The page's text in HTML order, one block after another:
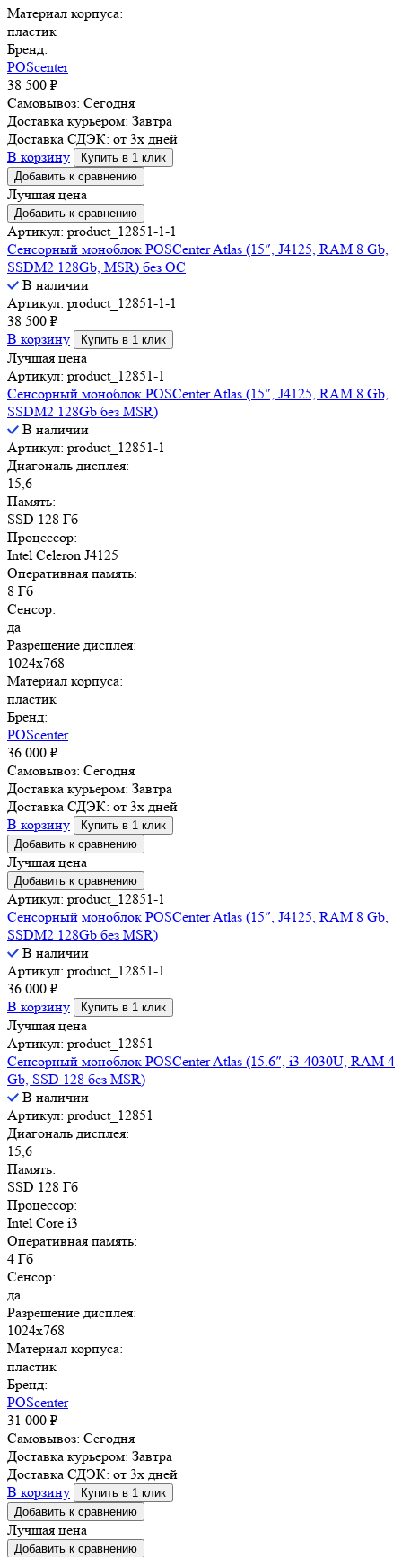
Материал корпуса:
пластик
Бренд:
POScenter
38 500 ₽
Самовывоз: Сегодня
Доставка курьером: Завтра
Доставка СДЭК: от 3х дней
В корзину
Купить в 1 клик
Добавить к сравнению
Лучшая цена
Добавить к сравнению
Артикул: product_12851-1-1
Сенсорный моноблок POSCenter Atlas (15″, J4125, RAM 8 Gb,
SSDM2 128Gb, MSR) без ОС
В наличии
Артикул: product_12851-1-1
38 500 ₽
В корзину
Купить в 1 клик
Лучшая цена
Артикул: product_12851-1
Сенсорный моноблок POSCenter Atlas (15″, J4125, RAM 8 Gb,
SSDM2 128Gb без MSR)
В наличии
Артикул: product_12851-1
Диагональ дисплея:
15,6
Память:
SSD 128 Гб
Процессор:
Intel Celeron J4125
Оперативная память:
8 Гб
Сенсор:
да
Разрешение дисплея:
1024x768
Материал корпуса:
пластик
Бренд:
POScenter
36 000 ₽
Самовывоз: Сегодня
Доставка курьером: Завтра
Доставка СДЭК: от 3х дней
В корзину
Купить в 1 клик
Добавить к сравнению
Лучшая цена
Добавить к сравнению
Артикул: product_12851-1
Сенсорный моноблок POSCenter Atlas (15″, J4125, RAM 8 Gb,
SSDM2 128Gb без MSR)
В наличии
Артикул: product_12851-1
36 000 ₽
В корзину
Купить в 1 клик
Лучшая цена
Артикул: product_12851
Сенсорный моноблок POSCenter Atlas (15.6″, i3-4030U, RAM 4
Gb, SSD 128 без MSR)
В наличии
Артикул: product_12851
Диагональ дисплея:
15,6
Память:
SSD 128 Гб
Процессор:
Intel Core i3
Оперативная память:
4 Гб
Сенсор:
да
Разрешение дисплея:
1024x768
Материал корпуса:
пластик
Бренд:
POScenter
31 000 ₽
Самовывоз: Сегодня
Доставка курьером: Завтра
Доставка СДЭК: от 3х дней
В корзину
Купить в 1 клик
Добавить к сравнению
Лучшая цена
Добавить к сравнению